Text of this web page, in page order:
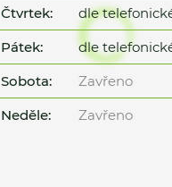
Čtvrtek:
dle
Pátek:
dle
Sobota:
Zavřeno
Neděle:
Zavřeno